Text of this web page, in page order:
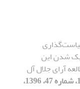
شدن این
آرای جلال آل
[دوره 13، شماره 47، 1396،